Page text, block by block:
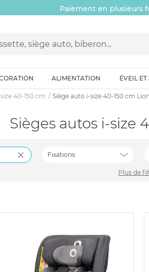
Paiement en plusieurs
ALIMENTATION ÉVEIL ET
40-150 cm Siège auto i-size 40-150 cm
Sièges autos i-size
Fixations
Plus de